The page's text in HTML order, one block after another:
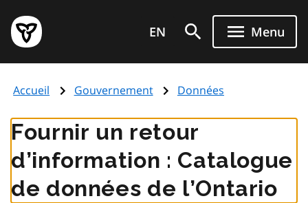
au
contenu
principal
Page
d'accueil
de
EN Menu
Accueil Gouvernement Données
Fournir un retour
d’information : Catalogue
de données de l’Ontario